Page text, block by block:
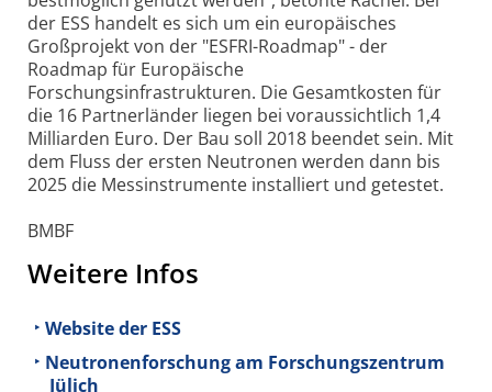
der ESS handelt es sich um ein europäisches
Großprojekt von der "ESFRI-Roadmap" - der
Roadmap für Europäische
Forschungsinfrastrukturen. Die Gesamtkosten für
die 16 Partnerländer liegen bei voraussichtlich 1,4
Milliarden Euro. Der Bau soll 2018 beendet sein. Mit
dem Fluss der ersten Neutronen werden dann bis
2025 die Messinstrumente installiert und getestet.
BMBF
Weitere Infos
Website der ESS
Neutronenforschung am Forschungszentrum
Jülich